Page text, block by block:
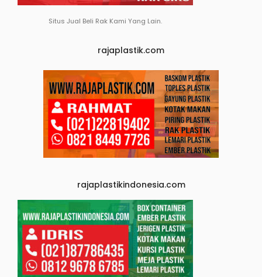
Situs Jual Beli Rak Kami Yang Lain.
rajaplastik.com
rajaplastikindonesia.com